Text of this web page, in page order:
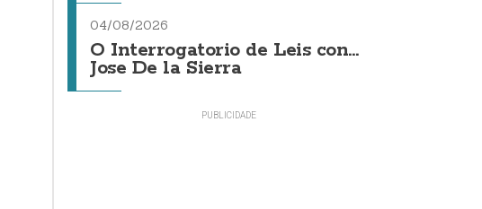
04/08/2026
O Interrogatorio de Leis con...
Jose De la Sierra